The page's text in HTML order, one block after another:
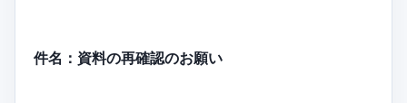
件名：資料の再確認のお願い